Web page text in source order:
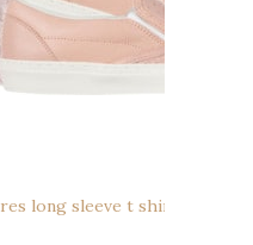
long sleeve t shirt